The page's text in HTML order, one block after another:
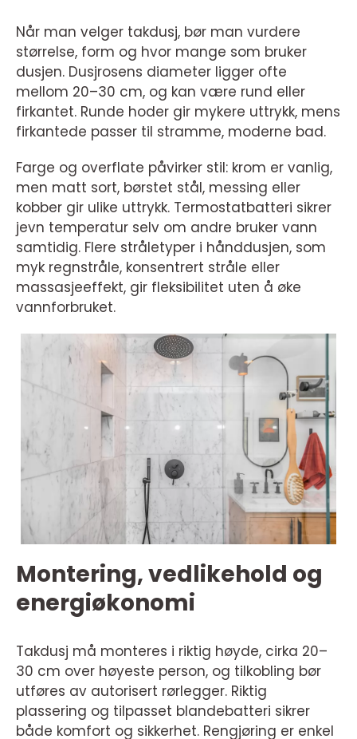
Når man velger takdusj, bør man vurdere
størrelse, form og hvor mange som bruker
dusjen. Dusjrosens diameter ligger ofte
mellom 20–30 cm, og kan være rund eller
firkantet. Runde hoder gir mykere uttrykk, mens
firkantede passer til stramme, moderne bad.
Farge og overflate påvirker stil: krom er vanlig,
men matt sort, børstet stål, messing eller
kobber gir ulike uttrykk. Termostatbatteri sikrer
jevn temperatur selv om andre bruker vann
samtidig. Flere stråletyper i hånddusjen, som
myk regnstråle, konsentrert stråle eller
massasjeeffekt, gir fleksibilitet uten å øke
vannforbruket.
Montering, vedlikehold og
energiøkonomi
Takdusj må monteres i riktig høyde, cirka 20–
30 cm over høyeste person, og tilkobling bør
utføres av autorisert rørlegger. Riktig
plassering og tilpasset blandebatteri sikrer
både komfort og sikkerhet. Rengjøring er enkel